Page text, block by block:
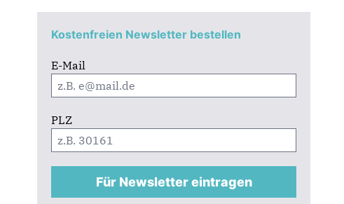
Kostenfreien Newsletter bestellen
E-Mail
PLZ
Für Newsletter eintragen